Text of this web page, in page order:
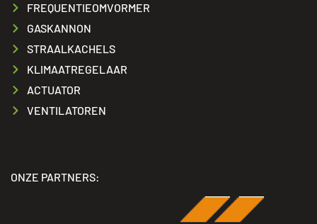
FREQUENTIEOMVORMER
GASKANNON
STRAALKACHELS
KLIMAATREGELAAR
ACTUATOR
VENTILATOREN
ONZE PARTNERS: